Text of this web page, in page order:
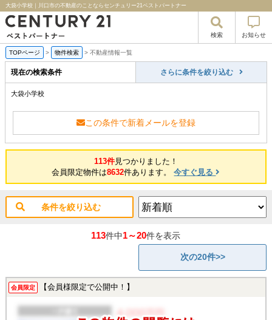
大袋小学校｜川口市の不動産のことならセンチュリー21ベストパートナー
検索 お知らせ
TOPページ > 物件検索 > 不動産情報一覧
現在の検索条件 さらに条件を絞り込む
大袋小学校
この条件で新着メールを登録
113件見つかりました！
会員限定物件は8632件あります。今すぐ見る
条件を絞り込む
113件中1～20件を表示
次の20件>>
会員限定 【会員様限定で公開中！】